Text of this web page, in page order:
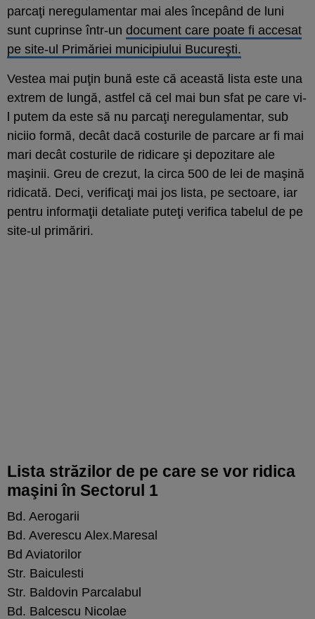
parcaţi neregulamentar mai ales începând de luni
sunt cuprinse într-un document care poate fi accesat
pe site-ul Primăriei municipiului Bucureşti.
Vestea mai puţin bună este că această lista este una
extrem de lungă, astfel că cel mai bun sfat pe care vi-
l putem da este să nu parcaţi neregulamentar, sub
niciio formă, decât dacă costurile de parcare ar fi mai
mari decât costurile de ridicare şi depozitare ale
maşinii. Greu de crezut, la circa 500 de lei de maşină
ridicată. Deci, verificaţi mai jos lista, pe sectoare, iar
pentru informaţii detaliate puteţi verifica tabelul de pe
site-ul primăriri.
Lista străzilor de pe care se vor ridica
maşini în Sectorul 1
Bd. Aerogarii
Bd. Averescu Alex.Maresal
Bd Aviatorilor
Str. Baiculesti
Str. Baldovin Parcalabul
Bd. Balcescu Nicolae